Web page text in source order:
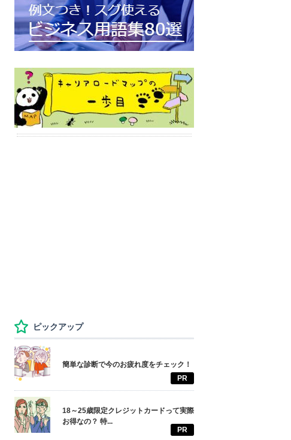
ピックアップ
簡単な診断で今のお疲れ度をチェック！
PR
18～25歳限定クレジットカードって実際
お得なの？ 特...
PR